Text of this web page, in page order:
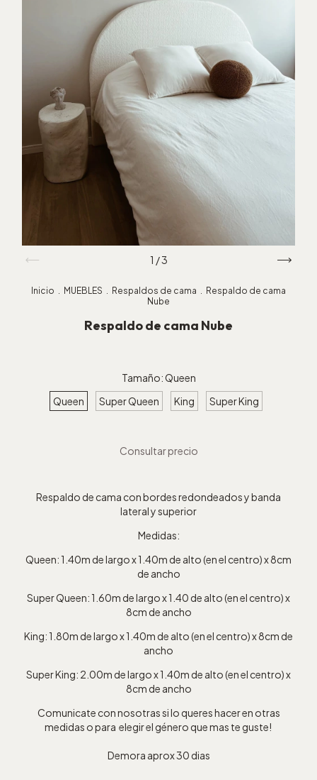
1 /3
Inicio . MUEBLES . Respaldos de cama . Respaldo de cama
Nube
Respaldo de cama Nube
Tamaño:Queen
Queen
Super Queen King Super King
Respaldo de cama con bordes redondeados y banda
lateral y superior
Medidas:
Queen: 1.40m de largo x 1.40m de alto (en el centro) x 8cm
de ancho
Super Queen: 1.60m de largo x 1.40 de alto (en el centro) x
8cm de ancho
King: 1.80m de largo x 1.40m de alto (en el centro) x 8cm de
ancho
Super King: 2.00m de largo x 1.40m de alto (en el centro) x
8cm de ancho
Comunicate con nosotras si lo queres hacer en otras
medidas o para elegir el género que mas te guste!
Demora aprox 30 dias